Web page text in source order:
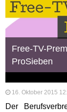
Free-TV-
ProSieben
16. Oktober 2015
Der